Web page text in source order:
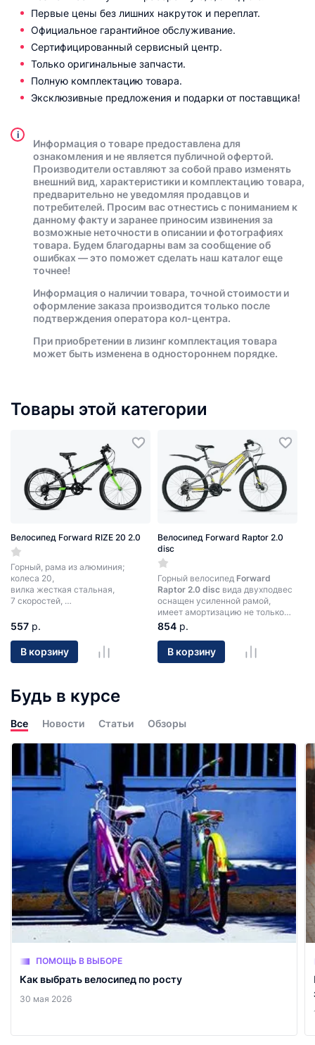
Первые цены без лишних накруток и переплат.
Официальное гарантийное обслуживание.
Сертифицированный сервисный центр.
Только оригинальные запчасти.
Полную комплектацию товара.
Эксклюзивные предложения и подарки от поставщика!
i
Информация о товаре предоставлена для
ознакомления и не является публичной офертой.
Производители оставляют за собой право изменять
внешний вид, характеристики и комплектацию товара,
предварительно не уведомляя продавцов и
потребителей. Просим вас отнестись с пониманием к
данному факту и заранее приносим извинения за
возможные неточности в описании и фотографиях
товара. Будем благодарны вам за сообщение об
ошибках — это поможет сделать наш каталог еще
точнее!
Информация о наличии товара, точной стоимости и
оформление заказа производится только после
подтверждения оператора кол-центра.
При приобретении в лизинг комплектация товара
может быть изменена в одностороннем порядке.
Товары этой категории
Велосипед Forward RIZE 20 2.0
Горный, рама из алюминия;
колеса 20,
вилка жесткая стальная,
7 скоростей,
557 р.
В корзину
Велосипед Forward Raptor 2.0
disc
Горный велосипед Forward
Raptor 2.0 disc вида двухподвес
оснащен усиленной рамой,
имеет амортизацию не только
переднего, но и заднего колес,
что обеспечивает улучшенный
(по сравнению с хардтейлом)
контроль и повышенный комфорт.
854 р.
В корзину
Будь в курсе
Все Новости Статьи Обзоры
ПОМОЩЬ В ВЫБОРЕ
Как выбрать велосипед по росту
30 мая 2026